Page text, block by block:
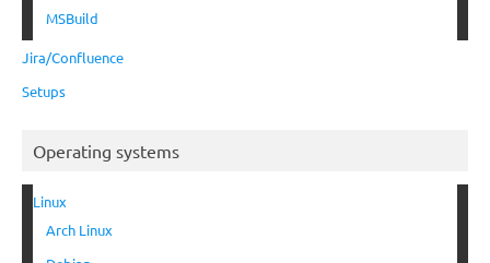
MSBuild
Jira/Confluence
Setups
Operating systems
Linux
Arch Linux